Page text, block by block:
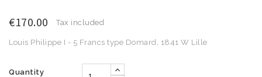
€170.00 Tax included
Louis Philippe I - 5 Francs type Domard, 1841 W Lille
Quantity